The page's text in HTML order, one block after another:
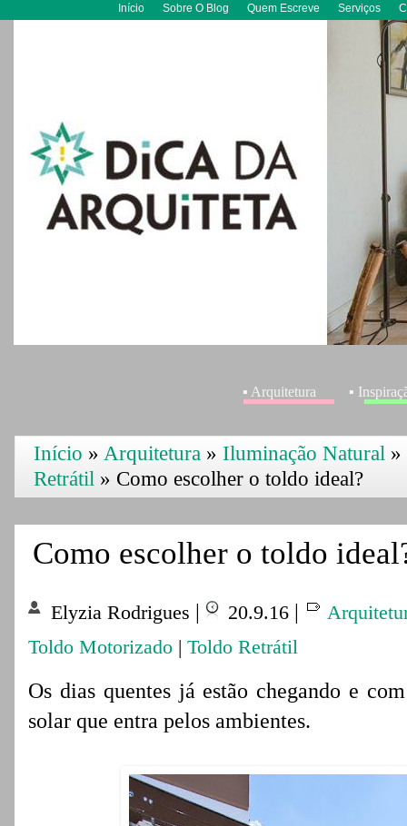
Início Sobre O Blog Quem Escreve Serviços
▪ Arquitetura ▪
Início » Arquitetura » Iluminação Natural »
Retrátil » Como escolher o toldo ideal?
Como escolher o toldo
Elyzia Rodrigues | 20.9.16 |
Toldo Motorizado | Toldo Retrátil
Os dias quentes já estão chegando e
solar que entra pelos ambientes.